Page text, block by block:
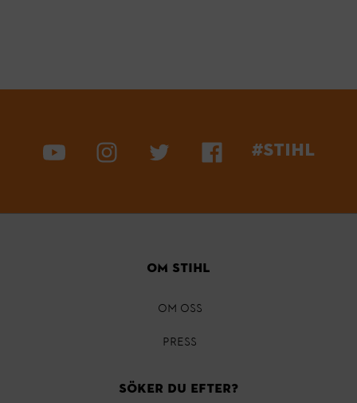
#STIHL
Om STIHL
OM OSS
PRESS
Söker du efter?